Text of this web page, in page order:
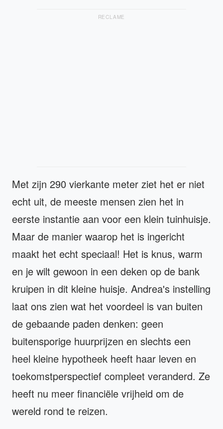
RECLAME
Met zijn 290 vierkante meter ziet het er niet
echt uit, de meeste mensen zien het in
eerste instantie aan voor een klein tuinhuisje.
Maar de manier waarop het is ingericht
maakt het echt speciaal! Het is knus, warm
en je wilt gewoon in een deken op de bank
kruipen in dit kleine huisje. Andrea's instelling
laat ons zien wat het voordeel is van buiten
de gebaande paden denken: geen
buitensporige huurprijzen en slechts een
heel kleine hypotheek heeft haar leven en
toekomstperspectief compleet veranderd. Ze
heeft nu meer financiële vrijheid om de
wereld rond te reizen.